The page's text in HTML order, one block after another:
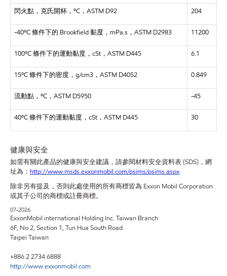
閃火點，克氏開杯， ºC，ASTM D92 204
-40ºC 條件下的 Brookfield 黏度，mPa.s，ASTM D2983 11200
100ºC 條件下的運動黏度，cSt，ASTM D445 6.1
15ºC 條件下的密度，g/cm3，ASTM D4052 0.849
流動點， ºC，ASTM D5950 -45
40ºC 條件下的運動黏度，cSt，ASTM D445 30
健康與安全
如需有關此產品的健康與安全建議，請參閱材料安全資料表(SDS)，網
址為： http://www.msds.exxonmobil.com/psims/psims.aspx
除非另有提及，否則此處使用的所有商標皆為 Exxon Mobil Corporation
或其子公司的商標或註冊商標。
07-2026
ExxonMobil international Holding Inc. Taiwan Branch
6F, No 2, Section 1, Tun Hua South Road
Taipei Taiwan
+886 2 2734 6888
http://www.exxonmobil.com